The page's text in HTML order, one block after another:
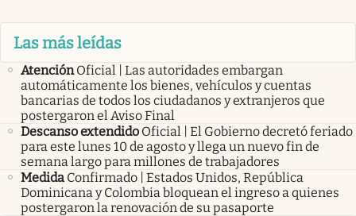
Las más leídas
Atención Oficial | Las autoridades embargan
automáticamente los bienes, vehículos y cuentas
bancarias de todos los ciudadanos y extranjeros que
postergaron el Aviso Final
Descanso extendido Oficial | El Gobierno decretó feriado
para este lunes 10 de agosto y llega un nuevo fin de
semana largo para millones de trabajadores
Medida Confirmado | Estados Unidos, República
Dominicana y Colombia bloquean el ingreso a quienes
postergaron la renovación de su pasaporte